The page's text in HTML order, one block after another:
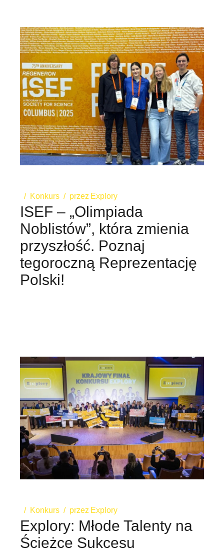
Konkurs przez Explory
ISEF – „Olimpiada
Noblistów”, która zmienia
przyszłość. Poznaj
tegoroczną Reprezentację
Polski!
Konkurs przez Explory
Explory: Młode Talenty na
Ścieżce Sukcesu